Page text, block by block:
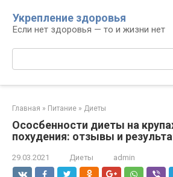
контенту
Укрепление здоровья
Если нет здоровья — то и жизни нет
Поиск:
Главная » Питание » Диеты
Ососбенности диеты на
похудения: отзывы и
29.03.2021 Диеты admin